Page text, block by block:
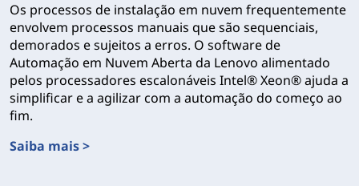
Os processos de instalação em nuvem frequentemente
envolvem processos manuais que são sequenciais,
demorados e sujeitos a erros. O software de
Automação em Nuvem Aberta da Lenovo alimentado
pelos processadores escalonáveis Intel® Xeon® ajuda a
simplificar e a agilizar com a automação do começo ao
fim.
Saiba mais >